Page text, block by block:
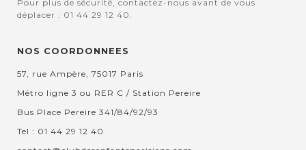
Pour plus de sécurité, contactez-nous avant de vous
déplacer : 01 44 29 12 40.
NOS COORDONNEES
57, rue Ampère, 75017 Paris
Métro ligne 3 ou RER C / Station Pereire
Bus Place Pereire 341/84/92/93
Tel : 01 44 29 12 40